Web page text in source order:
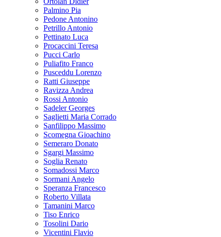
Palmino Pia
Pedone Antonino
Petrillo Antonio
Pettinato Luca
Procaccini Teresa
Pucci Carlo
Puliafito Franco
Pusceddu Lorenzo
Ratti Giuseppe
Ravizza Andrea
Rossi Antonio
Sadeler Georges
Saglietti Maria Corrado
Sanfilippo Massimo
Scomegna Gioachino
Semeraro Donato
Sgargi Massimo
Soglia Renato
Somadossi Marco
Sormani Angelo
Speranza Francesco
Roberto Villata
Tamanini Marco
Tiso Enrico
Tosolini Dario
Vicentini Flavio